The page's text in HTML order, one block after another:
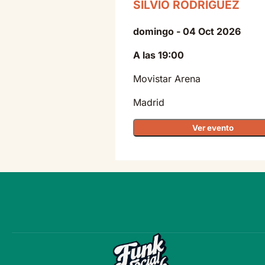
SILVIO RODRÍGUEZ
domingo - 04 Oct 2026
A las 19:00
Movistar Arena
Madrid
Ver evento